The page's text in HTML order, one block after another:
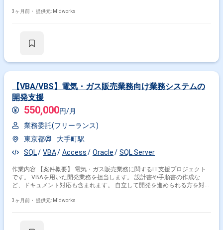
用いたETLやユーティリティ実装など、データ基盤全般に関わる業務を担
グ設計） ・DWH設計 ・データ取り込み（Cloud Storage経由、
3ヶ月前・ 提供元: Midworks
【VBA/VBS】電気・ガス販売業務向け業務システムの
開発支援
550,000円/月
業務委託(フリーランス)
東京都
大手町駅
SQL
VBA Access Oracle SQL Server
作業内容 【案件概要】 電気・ガス販売業務に関するIT支援プロジェクト
です。 VBAを用いた開発業務を担当します。 設計書や手順書の作成な
ど、ドキュメント対応も含まれます。 自立して開発を進められる方を対象
3ヶ月前・ 提供元: Midworks